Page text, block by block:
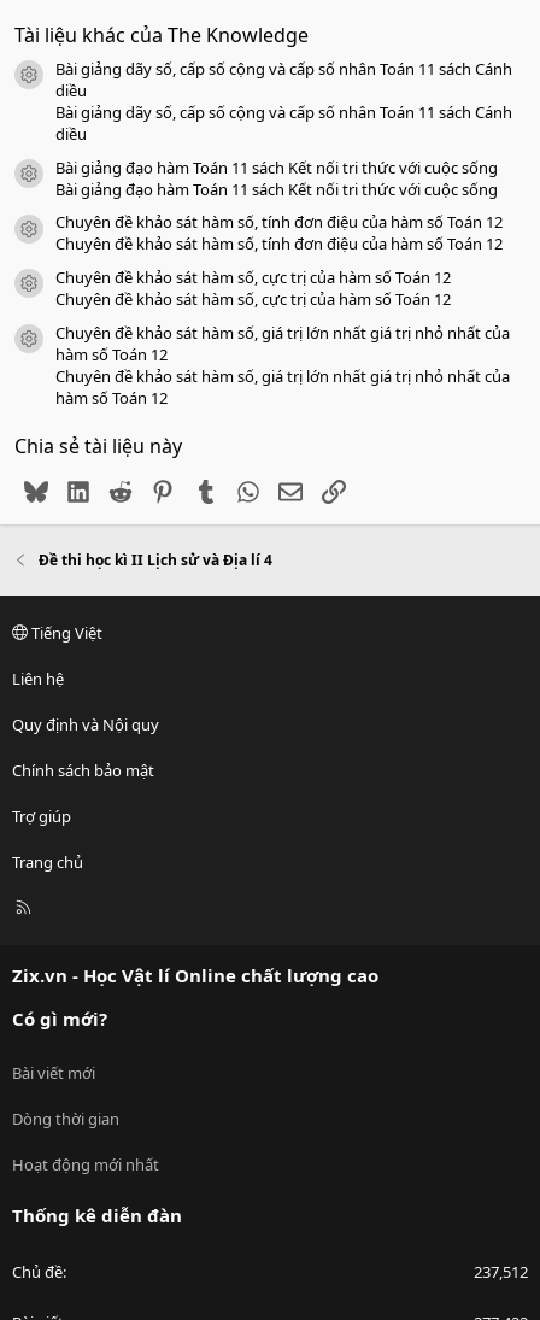
0
0
a
Tài liệu khác của The Knowledge
icon tài liệu
Bài giảng dãy số, cấp số cộng và cấp số nhân Toán 11 sách Cánh
diều
Bài giảng dãy số, cấp số cộng và cấp số nhân Toán 11 sách Cánh
diều
icon tài liệu
Bài giảng đạo hàm Toán 11 sách Kết nối tri thức với cuộc sống
Bài giảng đạo hàm Toán 11 sách Kết nối tri thức với cuộc sống
icon tài liệu
Chuyên đề khảo sát hàm số, tính đơn điệu của hàm số Toán 12
Chuyên đề khảo sát hàm số, tính đơn điệu của hàm số Toán 12
icon tài liệu
Chuyên đề khảo sát hàm số, cực trị của hàm số Toán 12
Chuyên đề khảo sát hàm số, cực trị của hàm số Toán 12
icon tài liệu
Chuyên đề khảo sát hàm số, giá trị lớn nhất giá trị nhỏ nhất của
hàm số Toán 12
Chuyên đề khảo sát hàm số, giá trị lớn nhất giá trị nhỏ nhất của
hàm số Toán 12
Chia sẻ tài liệu này
BlueskyLinkedIn
Reddit PinterestTumblr WhatsApp
EmailLink
Đề thi học kì II Lịch sử và Địa lí 4
Tiếng Việt
Liên hệ
Quy định và Nội quy
Chính sách bảo mật
Trợ giúp
Trang chủ
R
Zix.vn - Học Vật lí Online chất lượng cao
Có gì mới?
Bài viết mới
Dòng thời gian
Hoạt động mới nhất
Thống kê diễn đàn
Chủ đề 237,512